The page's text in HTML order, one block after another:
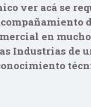
ver acá se
en
Industrias de